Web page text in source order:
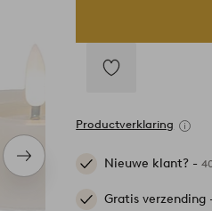
Volgend
item
aan
favorieten
Productverklaring
Nieuwe klant? -
Gratis